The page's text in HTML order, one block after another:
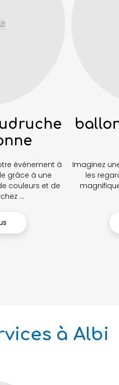
événement à
grâce à une
couleurs et de
...
Imaginez
les
à Albi